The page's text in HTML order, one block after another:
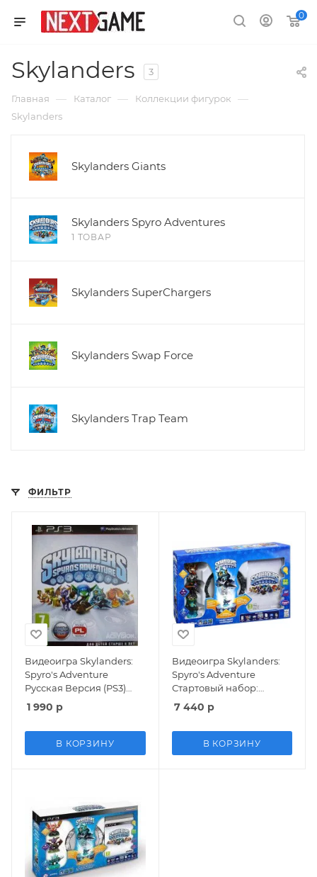
0
Skylanders 3
Главная — Каталог — Коллекции фигурок —
Skylanders
Skylanders Giants
Skylanders Spyro Adventures
1 ТОВАР
Skylanders SuperChargers
Skylanders Swap Force
Skylanders Trap Team
ФИЛЬТР
Видеоигра Skylanders:
Spyro's Adventure
Русская Версия (PS3)
USED Б/У
1 990 р
В КОРЗИНУ
Видеоигра Skylanders:
Spyro's Adventure
Стартовый набор:
игровой портал, игра,
фигурки: Spyro, Trigger
Версия (PC)
7 440 р
В КОРЗИНУ